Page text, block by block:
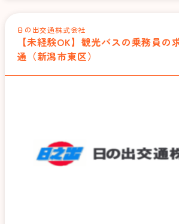
日の出交通株式会社
【未経験OK】観光バスの乗務員
通（新潟市東区）